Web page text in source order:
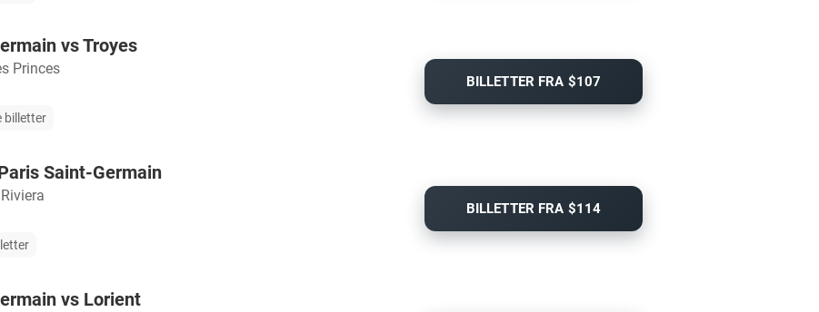
vs Troyes
Princes
billetter
BILLETTER FRA $107
Saint-Germain
BILLETTER FRA $114
vs Lorient